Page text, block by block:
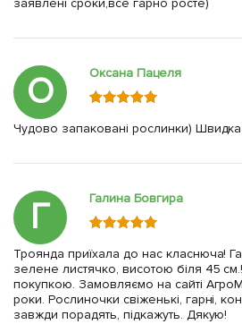
заявлені сроки,все гарно росте)
О Оксана Пацеля
Чудово запаковані рослинки) Швидка
Г Галина Бовгира
Троянда приїхала до нас класнюча!
зелене листячко, висотою біля 45
покупкою. Замовляємо на сайті
роки. Рослиночки свіженькі, гарні,
завжди порадять, підкажуть. Дякую!